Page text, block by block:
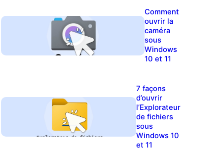
Comment
ouvrir la
caméra
sous
Windows
10 et 11
7 façons
d’ouvrir
l’Explorateur
de fichiers
sous
Windows 10
et 11